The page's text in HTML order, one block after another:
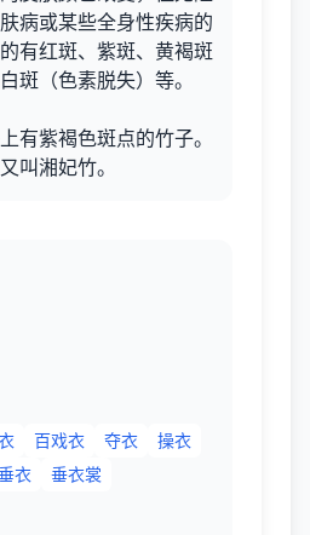
病或某些全身性疾病的
有红斑、紫斑、黄褐斑
斑（色素脱失）等。
有紫褐色斑点的竹子。
叫湘妃竹。
百戏衣 夺衣
操衣
衣 垂衣裳